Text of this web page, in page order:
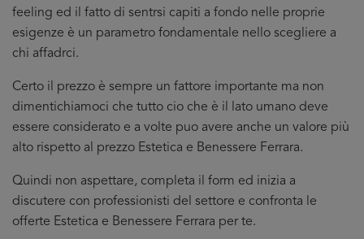
feeling ed il fatto di sentrsi capiti a fondo nelle proprie
esigenze è un parametro fondamentale nello scegliere a
chi affadrci.
Certo il prezzo è sempre un fattore importante ma non
dimentichiamoci che tutto cio che è il lato umano deve
essere considerato e a volte puo avere anche un valore più
alto rispetto al prezzo Estetica e Benessere Ferrara.
Quindi non aspettare, completa il form ed inizia a
discutere con professionisti del settore e confronta le
offerte Estetica e Benessere Ferrara per te.